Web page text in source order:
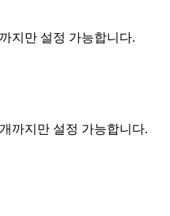
지만 설정 가능합니다.
까지만 설정 가능합니다.